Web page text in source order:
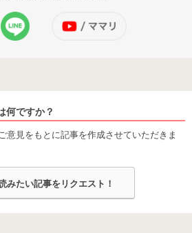
何ですか？
意見をもとに記事を作成させていただきま
みたい記事をリクエスト！